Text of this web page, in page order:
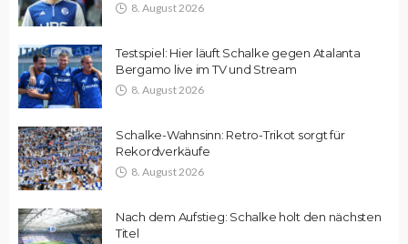
8. August 2026
Testspiel: Hier läuft Schalke gegen Atalanta
Bergamo live im TV und Stream
8. August 2026
Schalke-Wahnsinn: Retro-Trikot sorgt für
Rekordverkäufe
8. August 2026
Nach dem Aufstieg: Schalke holt den nächsten
Titel